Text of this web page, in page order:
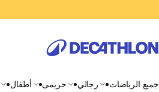
جميع الرياضات رجالي حريمى أطفال